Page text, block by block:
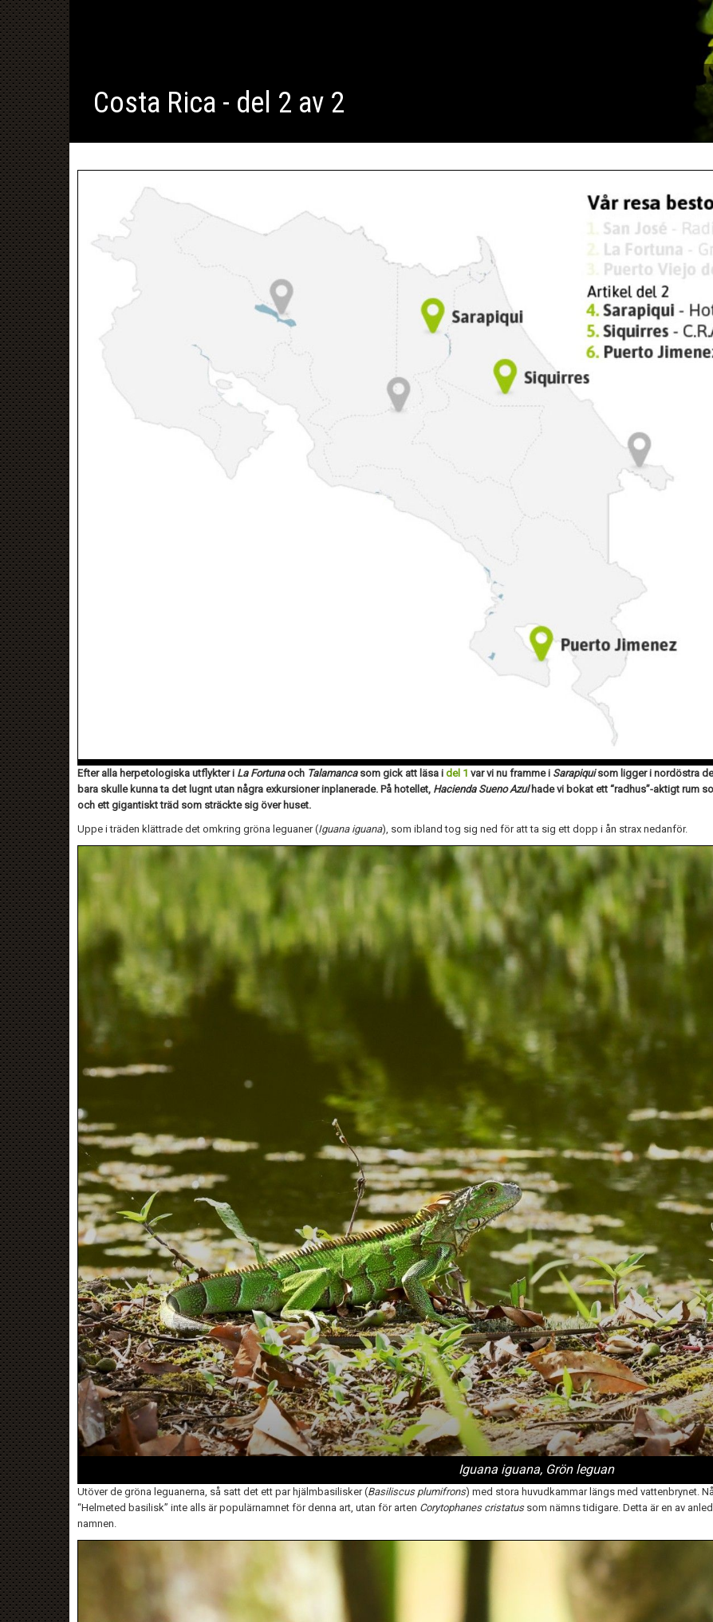
Costa Rica - del 2 av 2
Efter alla herpetologiska utflykter i La Fortunaoch Talamancasom gick att läsa i del 1 var vi nu framme i Sarapiquisom ligger i nordöstra
bara skulle kunna ta det lugnt utan några exkursioner inplanerade. På hotellet, Hacienda Sueno Azulhade vi bokat ett “radhus”-aktigt rum
och ett gigantiskt träd som sträckte sig över huset.
Uppe i träden klättrade det omkring gröna leguaner (Iguana iguana), som ibland tog sig ned för att ta sig ett dopp i ån strax nedanför.
Iguana iguana, Grön leguan
Utöver de gröna leguanerna, så satt det ett par hjälmbasilisker (Basiliscus plumifrons) med stora huvudkammar längs med vattenbrynet.
“Helmeted basilisk” inte alls är populärnamnet för denna art, utan för arten Corytophanes cristatus som nämns tidigare. Detta är en av
namnen.